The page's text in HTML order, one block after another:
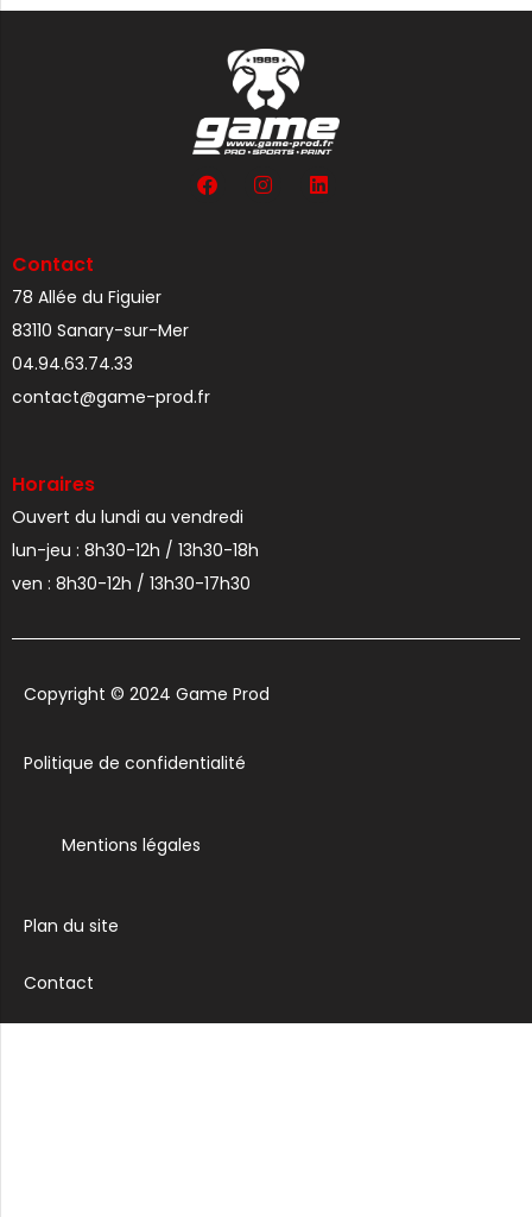
Contact
78 Allée du Figuier
83110 Sanary-sur-Mer
04.94.63.74.33
contact@game-prod.fr
Horaires
Ouvert du lundi au vendredi
lun-jeu : 8h30-12h / 13h30-18h
ven : 8h30-12h / 13h30-17h30
Copyright © 2024 Game Prod
Politique de confidentialité
Mentions légales
Plan du site
Contact